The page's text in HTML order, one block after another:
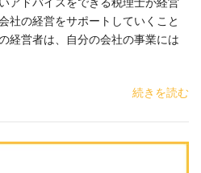
社の経営をサポートしていくこと
経営者は、自分の会社の事業には
続きを読む